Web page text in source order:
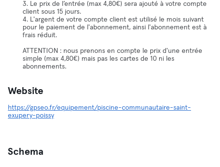
3. Le prix de l’entrée (max 4,80€) sera ajouté à votre compte
client sous 15 jours.
4. L'argent de votre compte client est utilisé le mois suivant
pour le paiement de l'abonnement, ainsi l'abonnement est à
frais réduit.
ATTENTION : nous prenons en compte le prix d'une entrée
simple (max 4,80€) mais pas les cartes de 10 ni les
abonnements.
Website
https://gpseo.fr/equipement/piscine-communautaire-saint-
exupery-poissy
Schema